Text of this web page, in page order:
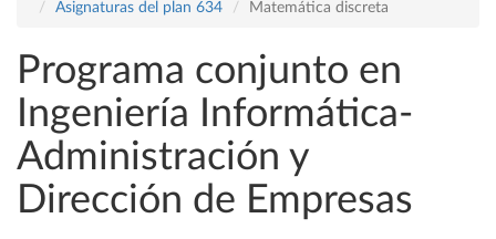
Asignaturas del plan 634
Matemática discreta
Programa conjunto en
Ingeniería Informática-
Administración y
Dirección de Empresas